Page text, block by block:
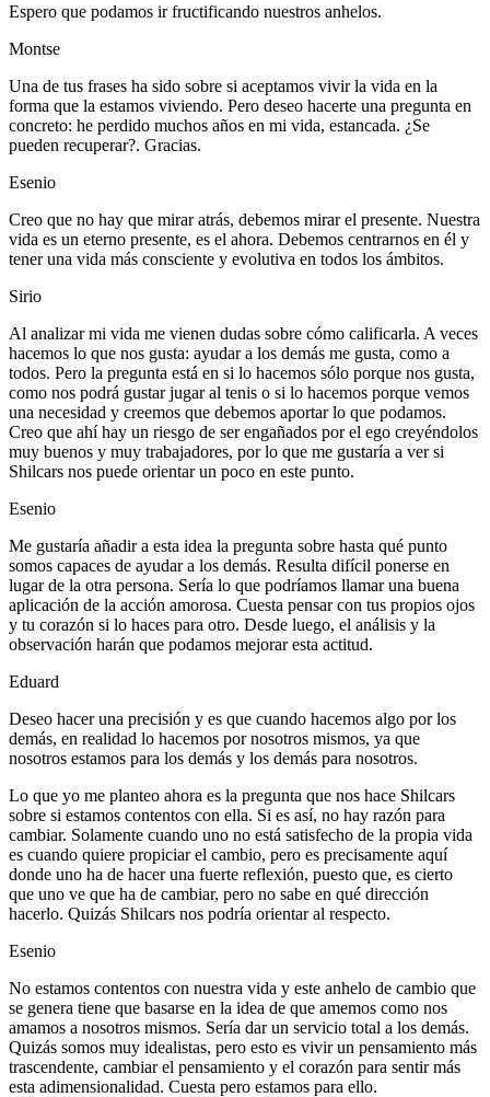
Espero que podamos ir fructificando nuestros anhelos.
Montse
Una de tus frases ha sido sobre si aceptamos vivir la vida en la
forma que la estamos viviendo. Pero deseo hacerte una pregunta en
concreto: he perdido muchos años en mi vida, estancada. ¿Se
pueden recuperar?. Gracias.
Esenio
Creo que no hay que mirar atrás, debemos mirar el presente. Nuestra
vida es un eterno presente, es el ahora. Debemos centrarnos en él y
tener una vida más consciente y evolutiva en todos los ámbitos.
Sirio
Al analizar mi vida me vienen dudas sobre cómo calificarla. A veces
hacemos lo que nos gusta: ayudar a los demás me gusta, como a
todos. Pero la pregunta está en si lo hacemos sólo porque nos gusta,
como nos podrá gustar jugar al tenis o si lo hacemos porque vemos
una necesidad y creemos que debemos aportar lo que podamos.
Creo que ahí hay un riesgo de ser engañados por el ego creyéndolos
muy buenos y muy trabajadores, por lo que me gustaría a ver si
Shilcars nos puede orientar un poco en este punto.
Esenio
Me gustaría añadir a esta idea la pregunta sobre hasta qué punto
somos capaces de ayudar a los demás. Resulta difícil ponerse en
lugar de la otra persona. Sería lo que podríamos llamar una buena
aplicación de la acción amorosa. Cuesta pensar con tus propios ojos
y tu corazón si lo haces para otro. Desde luego, el análisis y la
observación harán que podamos mejorar esta actitud.
Eduard
Deseo hacer una precisión y es que cuando hacemos algo por los
demás, en realidad lo hacemos por nosotros mismos, ya que
nosotros estamos para los demás y los demás para nosotros.
Lo que yo me planteo ahora es la pregunta que nos hace Shilcars
sobre si estamos contentos con ella. Si es así, no hay razón para
cambiar. Solamente cuando uno no está satisfecho de la propia vida
es cuando quiere propiciar el cambio, pero es precisamente aquí
donde uno ha de hacer una fuerte reflexión, puesto que, es cierto
que uno ve que ha de cambiar, pero no sabe en qué dirección
hacerlo. Quizás Shilcars nos podría orientar al respecto.
Esenio
No estamos contentos con nuestra vida y este anhelo de cambio que
se genera tiene que basarse en la idea de que amemos como nos
amamos a nosotros mismos. Sería dar un servicio total a los demás.
Quizás somos muy idealistas, pero esto es vivir un pensamiento más
trascendente, cambiar el pensamiento y el corazón para sentir más
esta adimensionalidad. Cuesta pero estamos para ello.